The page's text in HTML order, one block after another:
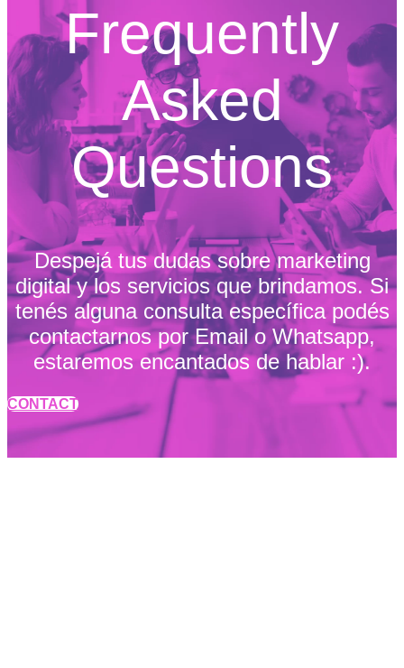
Frequently
Asked
Questions
Despejá tus dudas sobre marketing
digital y los servicios que brindamos. Si
tenés alguna consulta específica podés
contactarnos por Email o Whatsapp,
estaremos encantados de hablar :).
CONTACT